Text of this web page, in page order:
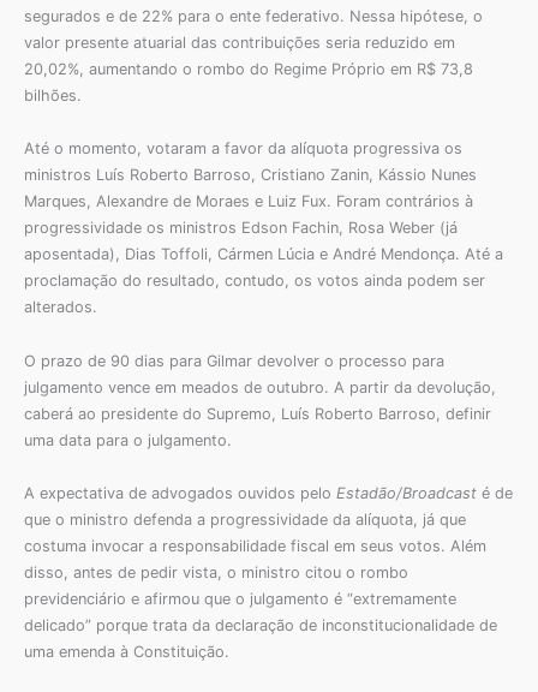
segurados e de 22% para o ente federativo. Nessa hipótese, o
valor presente atuarial das contribuições seria reduzido em
20,02%, aumentando o rombo do Regime Próprio em R$ 73,8
bilhões.
Até o momento, votaram a favor da alíquota progressiva os
ministros Luís Roberto Barroso, Cristiano Zanin, Kássio Nunes
Marques, Alexandre de Moraes e Luiz Fux. Foram contrários à
progressividade os ministros Edson Fachin, Rosa Weber (já
aposentada), Dias Toffoli, Cármen Lúcia e André Mendonça. Até a
proclamação do resultado, contudo, os votos ainda podem ser
alterados.
O prazo de 90 dias para Gilmar devolver o processo para
julgamento vence em meados de outubro. A partir da devolução,
caberá ao presidente do Supremo, Luís Roberto Barroso, definir
uma data para o julgamento.
A expectativa de advogados ouvidos pelo Estadão/Broadcast é de
que o ministro defenda a progressividade da alíquota, já que
costuma invocar a responsabilidade fiscal em seus votos. Além
disso, antes de pedir vista, o ministro citou o rombo
previdenciário e afirmou que o julgamento é “extremamente
delicado” porque trata da declaração de inconstitucionalidade de
uma emenda à Constituição.